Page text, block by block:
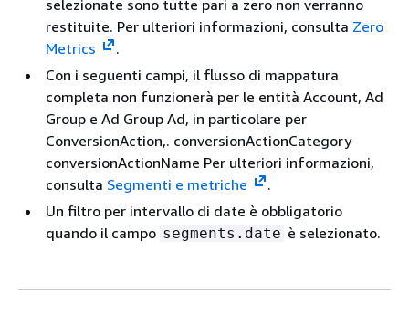
selezionate sono tutte pari a zero non verranno
restituite. Per ulteriori informazioni, consulta Zero
Metrics
.
Con i seguenti campi, il flusso di mappatura
completa non funzionerà per le entità Account, Ad
Group e Ad Group Ad, in particolare per
ConversionAction,. conversionActionCategory
conversionActionName Per ulteriori informazioni,
consulta Segmenti e metriche
.
Un filtro per intervallo di date è obbligatorio
quando il campo segments.date è selezionato.